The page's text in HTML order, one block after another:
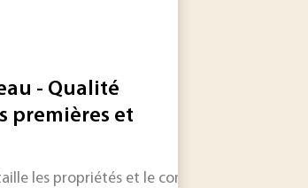
que les problèmes soulevés par
L’ensemble possède des propriétés
- Qualité
premières et
les propriétés et le comportement des